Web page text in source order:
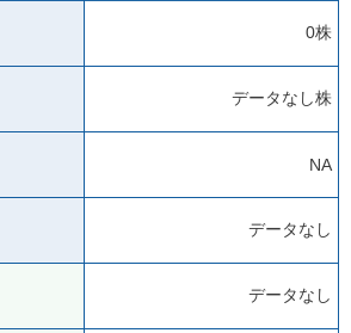
0株
データなし株
NA
データなし
データなし